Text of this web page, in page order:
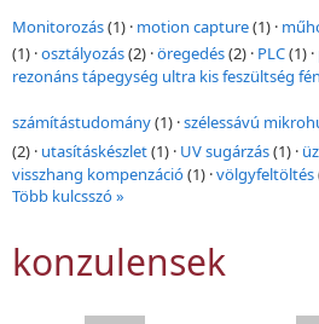
Monitorozás(1) · motion capture(1) ·
(1) ·osztályozás(2) ·öregedés(2) · PLC(1) ·
rezonáns tápegység ultra kis feszültség
számítástudomány(1) ·szélessávú
(2) · utasításkészlet(1) · UV sugárzás(1) ·
visszhang kompenzáció(1) ·völgyfeltöltés
Több kulcsszó »
konzulensek